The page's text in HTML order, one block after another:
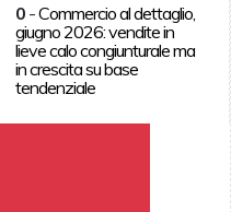
0 -Commercio al dettaglio,
giugno 2026: vendite in
lieve calo congiunturale ma
in crescita su base
tendenziale